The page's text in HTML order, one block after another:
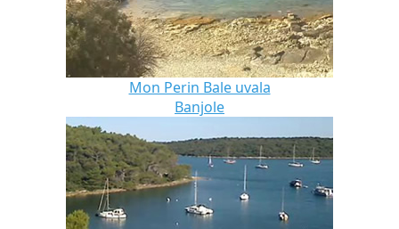
Mon Perin Bale uvala
Banjole